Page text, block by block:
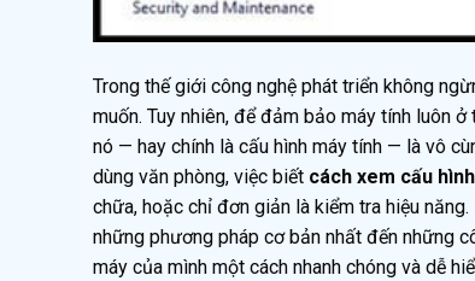
Trong thế giới công nghệ phát triển không
muốn. Tuy nhiên, để đảm bảo máy tính luôn
nó — hay chính là cấu hình máy tính — là vô
dùng văn phòng, việc biết cách xem cấu
chữa, hoặc chỉ đơn giản là kiểm tra hiệu
những phương pháp cơ bản nhất đến những
máy của mình một cách nhanh chóng và dễ